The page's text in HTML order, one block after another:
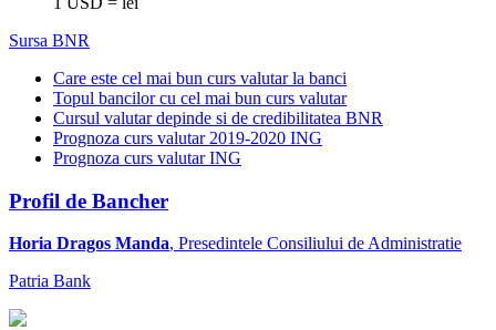
Sursa BNR
Care este cel mai bun curs valutar la banci
Topul bancilor cu cel mai bun curs valutar
Cursul valutar depinde si de credibilitatea BNR
Prognoza curs valutar 2019-2020 ING
Prognoza curs valutar ING
Profil de Bancher
Horia Dragos Manda, Presedintele Consiliului de Administratie
Patria Bank